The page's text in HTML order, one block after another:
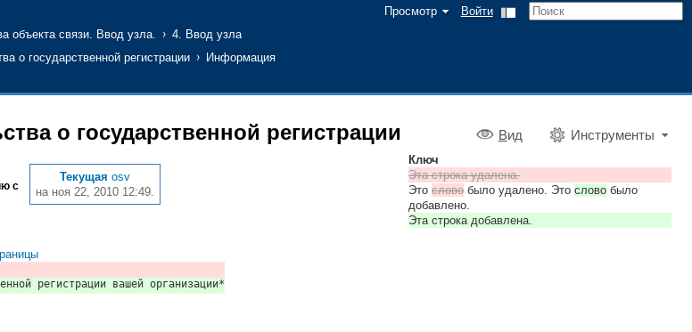
Просмотр Войти
объекта связи. Ввод узла.
4. Ввод узла
о государственной регистрации
Информация
Вид Инструменты
о государственной регистрации
с
Текущая osv
на ноя 22, 2010 12:49.
Ключ
Эта строка удалена.
Это слово было удалено. Это слово было
добавлено.
Эта строка добавлена.
регистрации вашей организации*